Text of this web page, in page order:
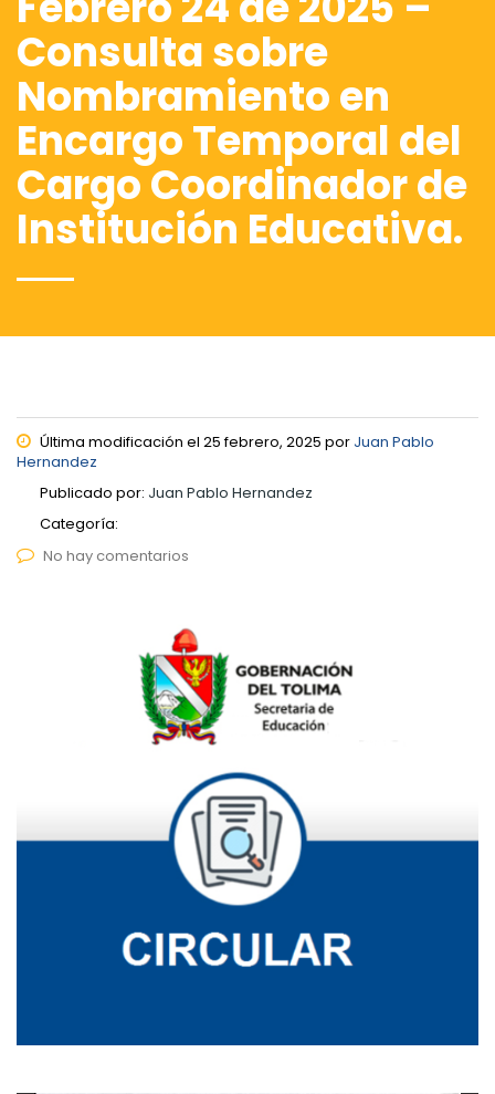
Consulta sobre
Nombramiento en
Encargo Temporal del
Cargo Coordinador de
Institución Educativa.
Última modificación el 25 febrero, 2025 por Juan Pablo
Hernandez
Publicado por: Juan Pablo Hernandez
Categoría:
No hay comentarios